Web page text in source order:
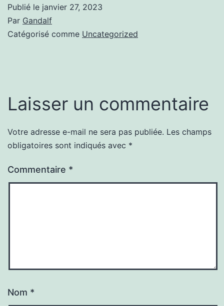
Publié le janvier 27, 2023
Par Gandalf
Catégorisé comme Uncategorized
Laisser un commentaire
Votre adresse e-mail ne sera pas publiée. Les champs
obligatoires sont indiqués avec *
Commentaire *
Nom *